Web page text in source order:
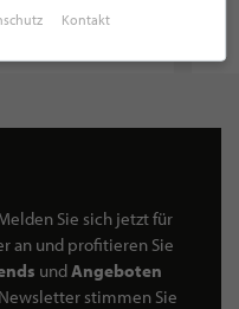
Sie sich jetzt für
an und profitieren Sie
undAngeboten
stimmen Sie
Kontakt